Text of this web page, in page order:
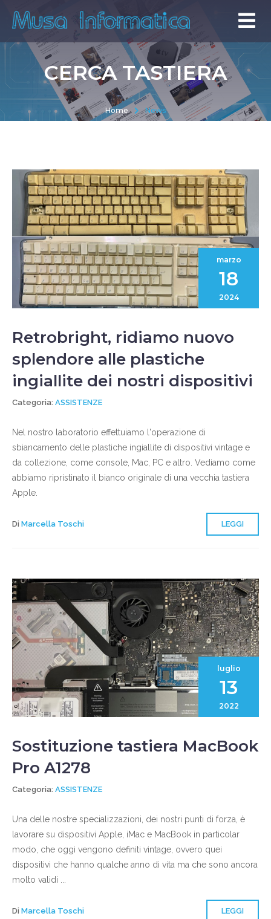
CERCA TASTIERA
Home News
marzo
18
2024
Retrobright, ridiamo nuovo
splendore alle plastiche
ingiallite dei nostri dispositivi
Categoria: ASSISTENZE
Nel nostro laboratorio effettuiamo l'operazione di
sbiancamento delle plastiche ingiallite di dispositivi vintage e
da collezione, come console, Mac, PC e altro. Vediamo come
abbiamo ripristinato il bianco originale di una vecchia tastiera
Apple.
Di Marcella Toschi LEGGI
luglio
13
2022
Sostituzione tastiera MacBook
Pro A1278
Categoria: ASSISTENZE
Una delle nostre specializzazioni, dei nostri punti di forza, è
lavorare su dispositivi Apple, iMac e MacBook in particolar
modo, che oggi vengono definiti vintage, ovvero quei
dispositivi che hanno qualche anno di vita ma che sono ancora
molto validi ...
Di Marcella Toschi LEGGI